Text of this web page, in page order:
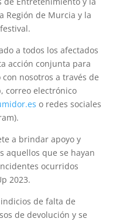
Región de Murcia y la
a todos los afectados
acción conjunta para
nosotros a través de
correo electrónico
o redes sociales
a brindar apoyo y
aquellos que se hayan
ocurridos
2023.
de falta de
de devolución y se